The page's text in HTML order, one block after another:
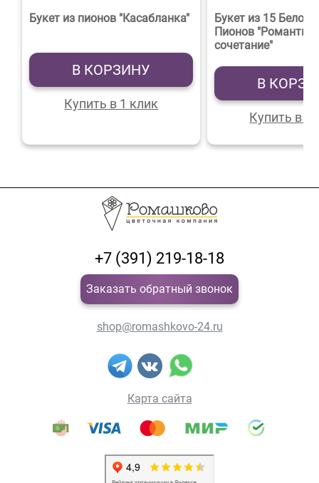
Букет из пионов "Касабланка"
В КОРЗИНУ
Купить в 1 клик
Букет из 15 Бело-
Пионов
сочетание"
В
Купить в 1
+7 (391) 219-18-18
Заказать обратный звонок
shop@romashkovo-24.ru
Карта сайта